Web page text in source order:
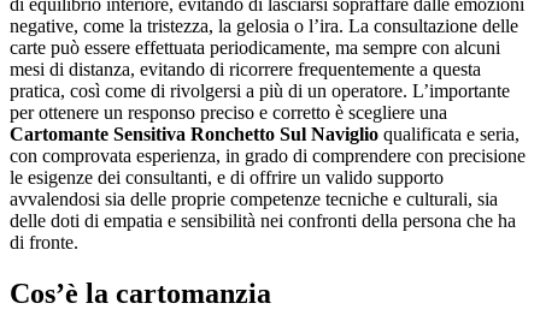
di equilibrio interiore, evitando di lasciarsi sopraffare dalle emozioni
negative, come la tristezza, la gelosia o l’ira. La consultazione delle
carte può essere effettuata periodicamente, ma sempre con alcuni
mesi di distanza, evitando di ricorrere frequentemente a questa
pratica, così come di rivolgersi a più di un operatore. L’importante
per ottenere un responso preciso e corretto è scegliere una
Cartomante Sensitiva Ronchetto Sul Naviglio qualificata e seria,
con comprovata esperienza, in grado di comprendere con precisione
le esigenze dei consultanti, e di offrire un valido supporto
avvalendosi sia delle proprie competenze tecniche e culturali, sia
delle doti di empatia e sensibilità nei confronti della persona che ha
di fronte.
Cos’è la cartomanzia